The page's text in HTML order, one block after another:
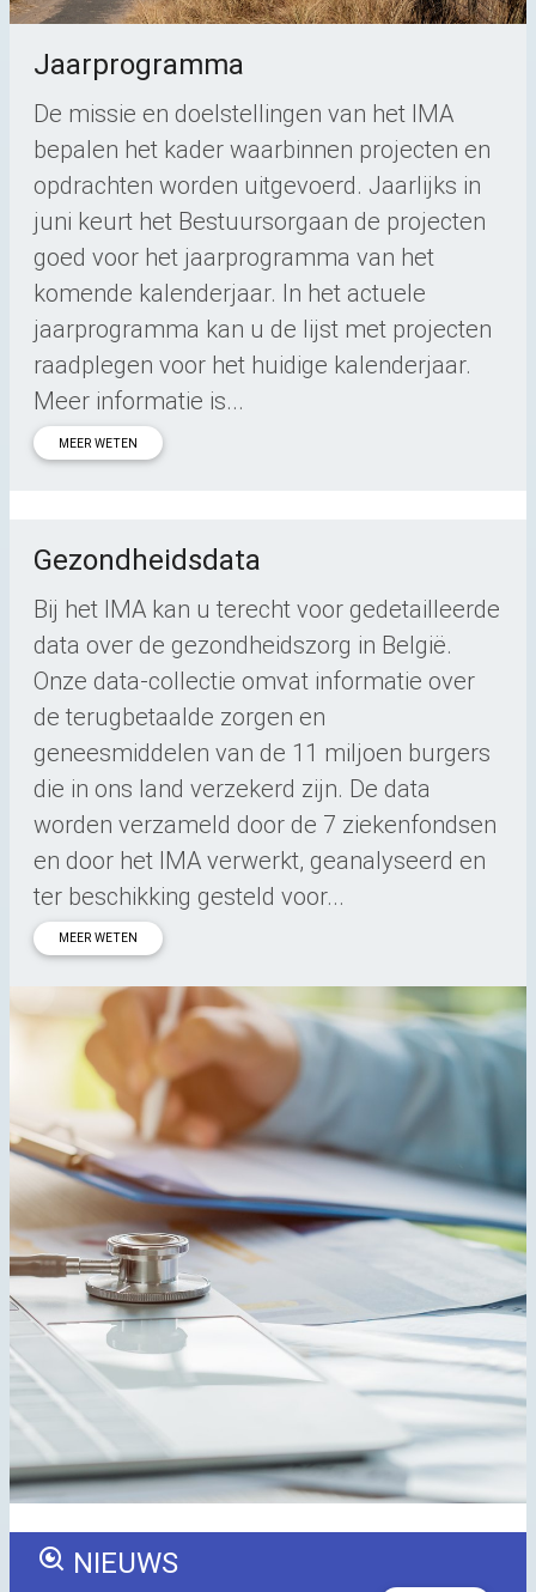
Jaarprogramma
De missie en doelstellingen van het IMA
bepalen het kader waarbinnen projecten en
opdrachten worden uitgevoerd. Jaarlijks in
juni keurt het Bestuursorgaan de projecten
goed voor het jaarprogramma van het
komende kalenderjaar. In het actuele
jaarprogramma kan u de lijst met projecten
raadplegen voor het huidige kalenderjaar.
Meer informatie is...
MEER WETEN
Gezondheidsdata
Bij het IMA kan u terecht voor gedetailleerde
data over de gezondheidszorg in België.
Onze data-collectie omvat informatie over
de terugbetaalde zorgen en
geneesmiddelen van de 11 miljoen burgers
die in ons land verzekerd zijn. De data
worden verzameld door de 7 ziekenfondsen
en door het IMA verwerkt, geanalyseerd en
ter beschikking gesteld voor...
MEER WETEN
NIEUWS